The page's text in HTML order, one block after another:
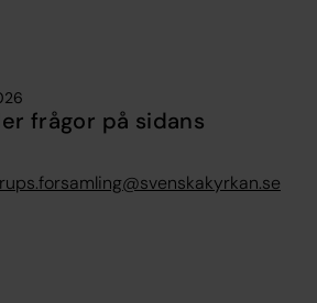
frågor på sidans